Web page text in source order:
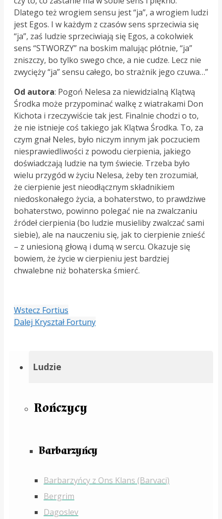
Ludzie
Rończycy
Barbarzyńcy
Barbarzyńcy z Ons Klans (Barvaci)
Bergrim
Dagoslev
Dlatego też wrogiem sensu jest “ja”, a wrogiem ludzi
jest Egos. I w każdym z czasów sens sprzeciwia się
“ja”, zaś ludzie sprzeciwiają się Egos, a cokolwiek
sens “STWORZY” na boskim malując płótnie, “ja”
zniszczy, bo tylko swego chce, a nie cudze. Lecz nie
zwycięży “ja” sensu całego, bo strażnik jego czuwa…”
Od autora: Pogoń Nelesa za niewidzialną Klątwą
Środka może przypominać walkę z wiatrakami Don
Kichota i rzeczywiście tak jest. Finalnie chodzi o to,
że nie istnieje coś takiego jak Klątwa Środka. To, za
czym gnał Neles, było niczym innym jak poczuciem
niesprawiedliwości z powodu cierpienia, jakiego
doświadczają ludzie na tym świecie. Trzeba było
wielu przygód w życiu Nelesa, żeby ten zrozumiał,
że cierpienie jest nieodłącznym składnikiem
niedoskonałego życia, a bohaterstwo, to prawdziwe
bohaterstwo, powinno polegać nie na zwalczaniu
źródeł cierpienia (bo ludzie musieliby zwalczać sami
siebie), ale na nauczeniu się, jak to cierpienie znieść
– z uniesioną głową i dumą w sercu. Okazuje się
bowiem, że życie w cierpieniu jest bardziej
chwalebne niż bohaterska śmierć.
Wstecz Fortius
Dalej Kryształ Fortuny